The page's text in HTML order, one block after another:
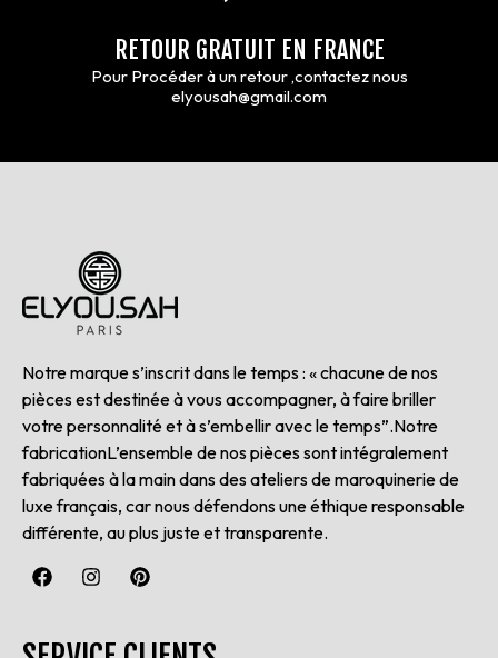
RETOUR GRATUIT EN FRANCE
Pour Procéder à un retour ,contactez nous
elyousah@gmail.com
Notre marque s’inscrit dans le temps : « chacune de nos
pièces est destinée à vous accompagner, à faire briller
votre personnalité et à s’embellir avec le temps”.Notre
fabricationL’ensemble de nos pièces sont intégralement
fabriquées à la main dans des ateliers de maroquinerie de
luxe français, car nous défendons une éthique responsable
différente, au plus juste et transparente.